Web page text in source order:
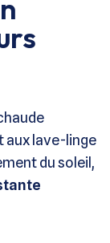
aux lave-linge
du soleil,